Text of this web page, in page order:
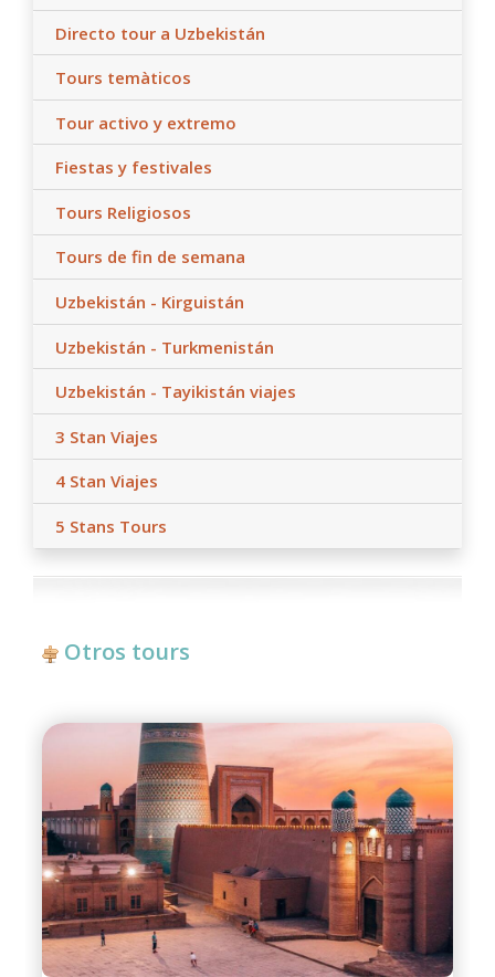
Directo tour a Uzbekistán
Tours temàticos
Tour activo y extremo
Fiestas y festivales
Tours Religiosos
Tours de fin de semana
Uzbekistán - Kirguistán
Uzbekistán - Turkmenistán
Uzbekistán - Tayikistán viajes
3 Stan Viajes
4 Stan Viajes
5 Stans Tours
Otros tours